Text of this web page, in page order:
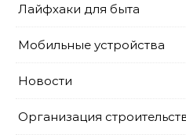
Лайфхаки для быта
Мобильные устройства
Новости
Организация